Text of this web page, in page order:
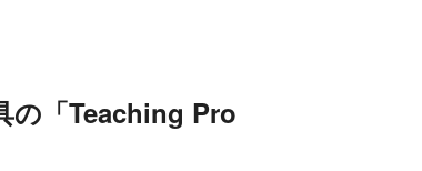
の「Teaching Pro